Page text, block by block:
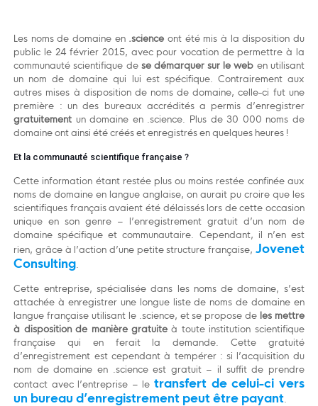
Les noms de domaine en .science ont été mis à la disposition du
public le 24 février 2015, avec pour vocation de permettre à la
communauté scientifique de se démarquer sur le web en utilisant
un nom de domaine qui lui est spécifique. Contrairement aux
autres mises à disposition de noms de domaine, celle-ci fut une
première : un des bureaux accrédités a permis d’enregistrer
gratuitement un domaine en .science. Plus de 30 000 noms de
domaine ont ainsi été créés et enregistrés en quelques heures !
Et la communauté scientifique française ?
Cette information étant restée plus ou moins restée confinée aux
noms de domaine en langue anglaise, on aurait pu croire que les
scientifiques français avaient été délaissés lors de cette occasion
unique en son genre – l’enregistrement gratuit d’un nom de
domaine spécifique et communautaire. Cependant, il n’en est
rien, grâce à l’action d’une petite structure française, Jovenet
Consulting
Cette entreprise, spécialisée dans les noms de domaine, s’est
attachée à enregistrer une longue liste de noms de domaine en
langue française utilisant le .science, et se propose de les mettre
à disposition de manière gratuite à toute institution scientifique
française qui en ferait la demande. Cette gratuité
d’enregistrement est cependant à tempérer : si l’acquisition du
nom de domaine en .science est gratuit – il suffit de prendre
contact avec l’entreprise – le transfert de celui-ci vers
un bureau d’enregistrement peut être payant